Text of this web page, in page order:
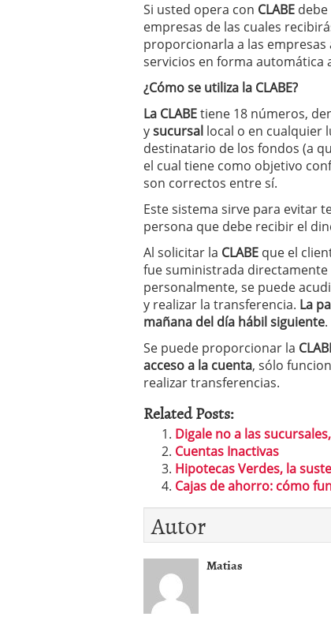
Si usted opera con CLABE
empresas de las cuales
proporcionarla a las
servicios en forma automática
¿Cómo se utiliza la CLABE?
La CLABEtiene 18 números,
ysucursal local o en cualquier
destinatario de los fondos (a
el cual tiene como objetivo
son correctos entre sí.
Este sistema sirve para evitar
persona que debe recibir el
Al solicitar la CLABE que el
fue suministrada
personalmente, se puede
y realizar la transferencia. La
mañana del día hábil siguiente.
Se puede proporcionar la
acceso a la cuenta, sólo
realizar transferencias.
Related Posts:
Digale no a las
Cuentas Inactivas
Hipotecas Verdes, la
Cajas de ahorro: cómo
Autor
Matias